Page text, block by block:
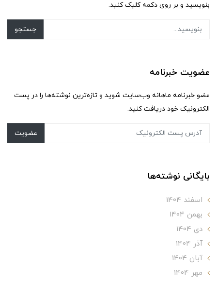
بنویسید و بر روی دکمه کلیک کنید.
جستجو
عضویت خبرنامه
عضو خبرنامه ماهانه وب‌سایت شوید و تازه‌ترین نوشته‌ها را در پست
الکترونیک خود دریافت کنید.
عضویت
بایگانی نوشته‌ها
اسفند 1404
بهمن 1404
دی 1404
آذر 1404
آبان 1404
مهر 1404